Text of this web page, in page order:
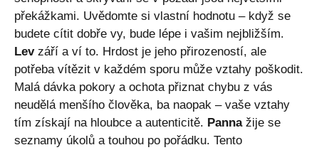
překážkami. Uvědomte si vlastní hodnotu – když se
budete cítit dobře vy, bude lépe i vašim nejbližším.
Levzáří a ví to. Hrdost je jeho přirozeností, ale
potřeba vítězit v každém sporu může vztahy poškodit.
Malá dávka pokory a ochota přiznat chybu z vás
neudělá menšího člověka, ba naopak – vaše vztahy
tím získají na hloubce a autenticitě. Pannažije se
seznamy úkolů a touhou po pořádku. Tento